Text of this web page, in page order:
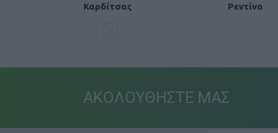
Καρδίτσας
Ρεντίνα
ΑΚΟΛΟΥΘΗΣΤΕ ΜΑΣ